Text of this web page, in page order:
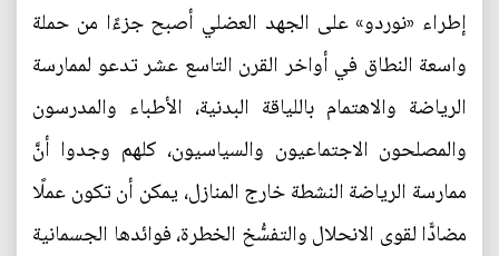
إطراء «نوردو» على الجهد العضلي أصبح جزءًا من حملة
واسعة النطاق في أواخر القرن التاسع عشر تدعو لممارسة
الرياضة والاهتمام باللياقة البدنية، الأطباء والمدرسون
والمصلحون الاجتماعيون والسياسيون، كلهم وجدوا أنَّ
ممارسة الرياضة النشطة خارج المنازل، يمكن أن تكون عملًا
مضادًّا لقوى الانحلال والتفسُّخ الخطرة، فوائدها الجسمانية